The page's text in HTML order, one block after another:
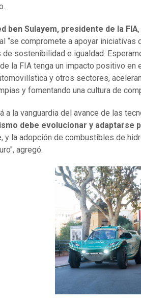
ben Sulayem, presidente de la FIA
“se compromete a apoyar iniciativas
de sostenibilidad e igualdad.
la FIA tenga un impacto positivo en
y otros sectores,
y fomentando una cultura de
a la vanguardia del avance de las
debe evolucionar y adaptarse
, y la adopción de combustibles de
agregó.